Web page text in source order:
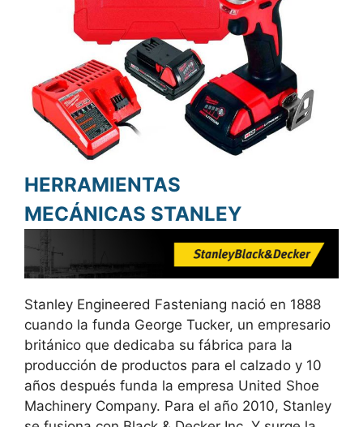
HERRAMIENTAS
MECÁNICAS STANLEY
Stanley Engineered Fasteniang nació en 1888
cuando la funda George Tucker, un empresario
británico que dedicaba su fábrica para la
producción de productos para el calzado y 10
años después funda la empresa United Shoe
Machinery Company. Para el año 2010, Stanley